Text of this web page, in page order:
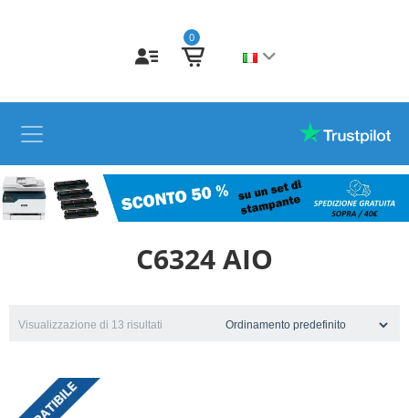
0
C6324 AIO
Visualizzazione di 13 risultati